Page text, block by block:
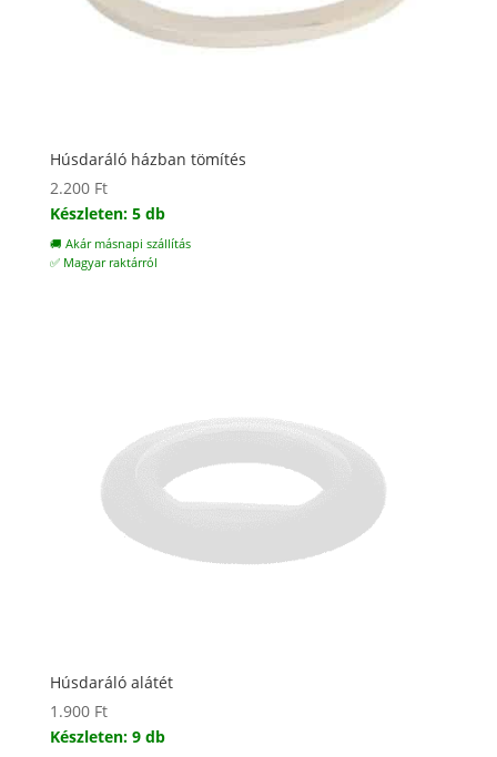
Húsdaráló házban tömítés
2.200 Ft
Készleten: 5 db
🚚 Akár másnapi szállítás
✅ Magyar raktárról
Húsdaráló alátét
1.900 Ft
Készleten: 9 db